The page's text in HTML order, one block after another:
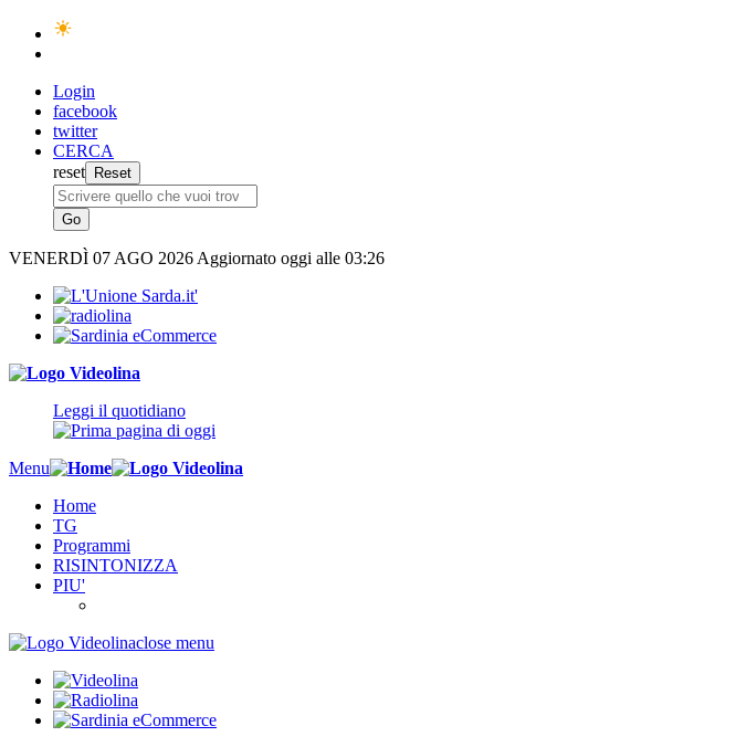
Login
facebook
twitter
CERCA
reset
VENERDÌ 07 AGO 2026 Aggiornato oggi alle 03:26
Leggi il quotidiano
Menu
Home
TG
Programmi
RISINTONIZZA
PIU'
close menu